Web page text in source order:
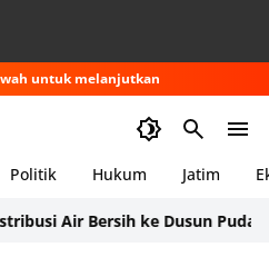
untuk melanjutkan
Politik Hukum Jatim
Bersih ke Dusun Pudak, Pacitan